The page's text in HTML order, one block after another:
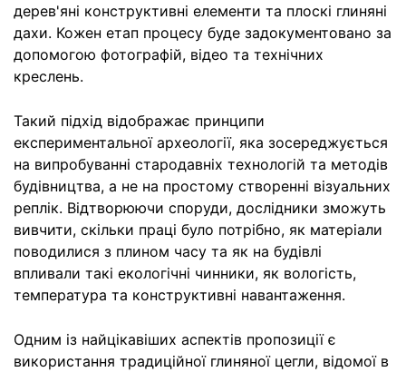
дерев'яні конструктивні елементи та плоскі глиняні
дахи. Кожен етап процесу буде задокументовано за
допомогою фотографій, відео та технічних
креслень.
Такий підхід відображає принципи
експериментальної археології, яка зосереджується
на випробуванні стародавніх технологій та методів
будівництва, а не на простому створенні візуальних
реплік. Відтворюючи споруди, дослідники зможуть
вивчити, скільки праці було потрібно, як матеріали
поводилися з плином часу та як на будівлі
впливали такі екологічні чинники, як вологість,
температура та конструктивні навантаження.
Одним із найцікавіших аспектів пропозиції є
використання традиційної глиняної цегли, відомої в